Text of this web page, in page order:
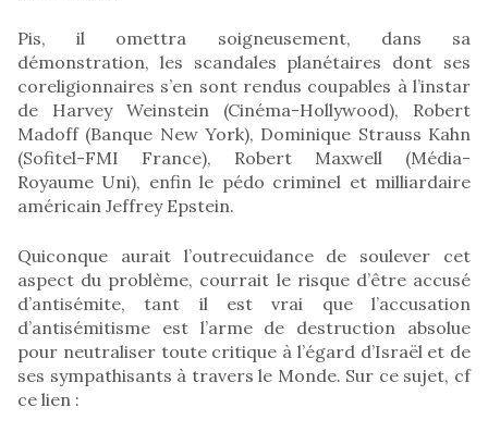
Pis, il omettra soigneusement, dans sa
démonstration, les scandales planétaires dont ses
coreligionnaires s’en sont rendus coupables à l’instar
de Harvey Weinstein (Cinéma-Hollywood), Robert
Madoff (Banque New York), Dominique Strauss Kahn
(Sofitel-FMI France), Robert Maxwell (Média-
Royaume Uni), enfin le pédo criminel et milliardaire
américain Jeffrey Epstein.
Quiconque aurait l’outrecuidance de soulever cet
aspect du problème, courrait le risque d’être accusé
d’antisémite, tant il est vrai que l’accusation
d’antisémitisme est l’arme de destruction absolue
pour neutraliser toute critique à l’égard d’Israël et de
ses sympathisants à travers le Monde. Sur ce sujet, cf
ce lien :